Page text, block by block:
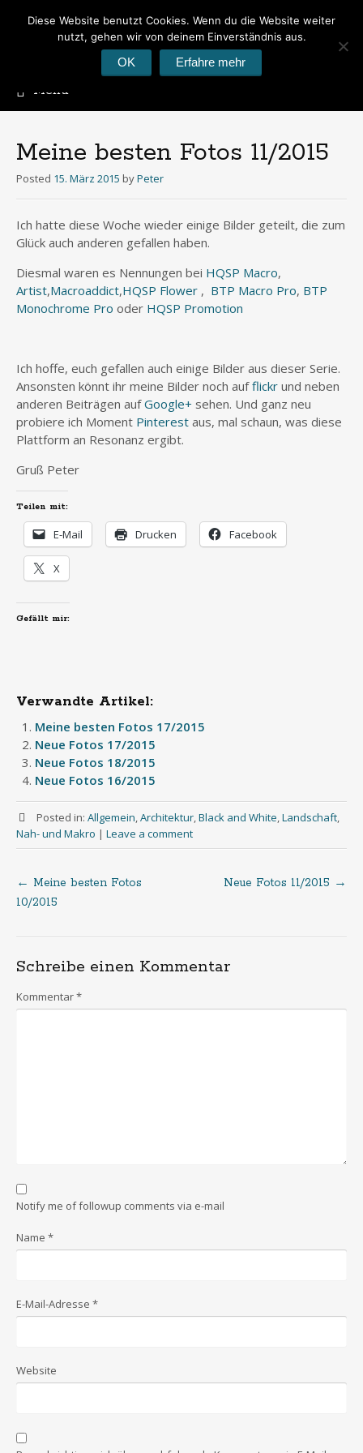
Peter's Photoblog
Hier geht es um Fotos
Menu
Meine besten Fotos 11/2015
Posted 15. März 2015 byPeter
Ich hatte diese Woche wieder einige Bilder geteilt, die zum
Glück auch anderen gefallen haben.
Diesmal waren es Nennungen bei HQSP Macro,
Artist,Macroaddict,HQSP Flower , BTP Macro Pro, BTP
Monochrome Pro oder HQSP Promotion
Ich hoffe, euch gefallen auch einige Bilder aus dieser Serie.
Ansonsten könnt ihr meine Bilder noch aufflickr und neben
anderen Beiträgen aufGoogle+ sehen. Und ganz neu
probiere ich Moment Pinterest aus, mal schaun, was diese
Plattform an Resonanz ergibt.
Gruß Peter
Teilen mit:
E-Mail Drucken Facebook
X
Gefällt mir:
Verwandte Artikel:
Meine besten Fotos 17/2015
Neue Fotos 17/2015
Neue Fotos 18/2015
Neue Fotos 16/2015
Posted in: Allgemein,Architektur,Black and White,Landschaft,
Nah- und Makro | Leave a comment
Post
navigation
← Meine besten Fotos
10/2015
Neue Fotos 11/2015 →
Schreibe einen Kommentar
Kommentar*
Notify me of followup comments via e-mail
Name *
E-Mail-Adresse *
Website
Diese Website benutzt Cookies. Wenn du die Website weiter
nutzt, gehen wir von deinem Einverständnis aus.
OK Erfahre mehr